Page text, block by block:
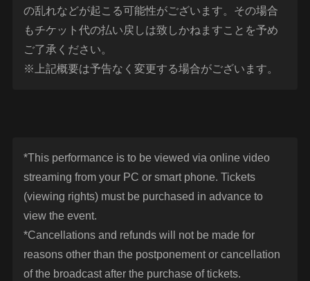
の乱れなどが起こる可能性がございます。その場合
もチケット代の払い戻しは致しかねますことを予め
ご了承ください。
※上記概要は予告なく変更する場合がございます。
*This performance is to be viewed via online video
streaming from your PC or smart phone. Tickets
(viewing rights) must be purchased in advance to
view the event.
*Cancellations and refunds will not be made for
reasons other than the postponement or cancellation
of the broadcast after the purchase of tickets.